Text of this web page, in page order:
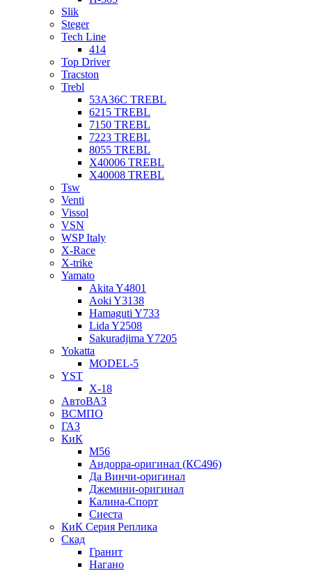
Slik
Steger
Tech Line
414
Top Driver
Tracston
Trebl
53A36C TREBL
6215 TREBL
7150 TREBL
7223 TREBL
8055 TREBL
X40006 TREBL
X40008 TREBL
Tsw
Venti
Vissol
VSN
WSP Italy
X-Race
X-trike
Yamato
Akita Y4801
Aoki Y3138
Hamaguti Y733
Lida Y2508
Sakuradjima Y7205
Yokatta
MODEL-5
YST
X-18
АвтоВАЗ
ВСМПО
ГАЗ
КиК
M56
Андорра-оригинал (КС496)
Да Винчи-оригинал
Джемини-оригинал
Калина-Спорт
Сиеста
КиК Серия Реплика
Скад
Гранит
Нагано